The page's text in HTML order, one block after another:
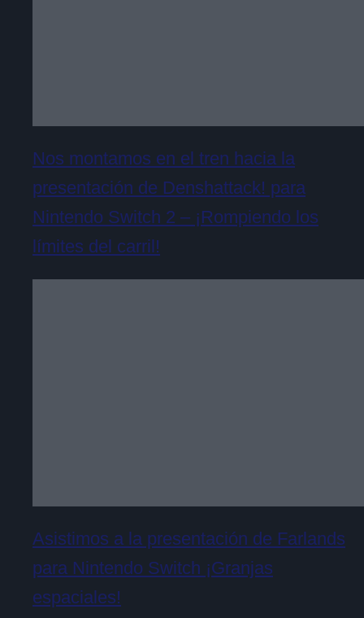
Nos montamos en el tren hacia la
presentación de Denshattack! para
Nintendo Switch 2 – ¡Rompiendo los
límites del carril!
Asistimos a la presentación de Farlands
para Nintendo Switch ¡Granjas
espaciales!